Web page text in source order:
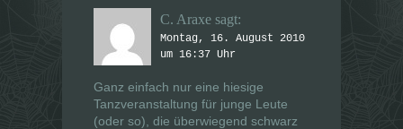
C. Araxe sagt:
Montag, 16. August 2010
um 16:37 Uhr
Ganz einfach nur eine hiesige
Tanzveranstaltung für junge Leute
(oder so), die überwiegend schwarz